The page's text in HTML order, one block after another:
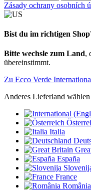
Zásady ochrany osobních
Bist du im richtigen
Bitte wechsle zum Land,
übereinstimmt.
Zu Ecco Verde
Anderes Lieferland wählen
Italia
España
France
România